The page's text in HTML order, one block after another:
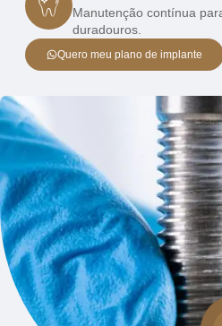
Manutenção contínua
duradouros.
Quero meu plano de implante